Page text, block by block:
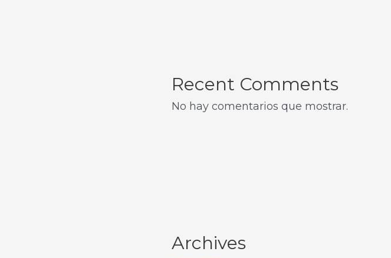
Recent Comments
No hay comentarios que mostrar.
Archives